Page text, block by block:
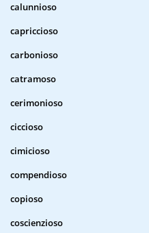
calunnioso
capriccioso
carbonioso
catramoso
cerimonioso
ciccioso
cimicioso
compendioso
copioso
coscienzioso